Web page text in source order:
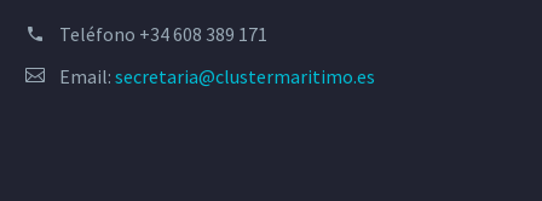
Teléfono +34 608 389 171
Email: secretaria@clustermaritimo.es